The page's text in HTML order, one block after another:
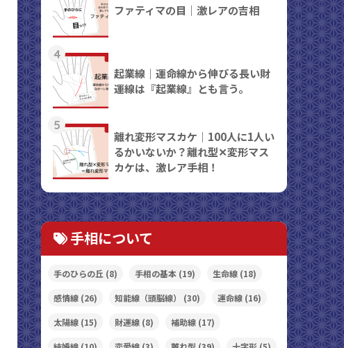
ファティマの目｜激レアの吉相
4
起業線｜運命線から伸びる長い財
運線は『起業線』とも言う。
5
離れ変形マスカケ｜100人に1人い
るかいないか？離れ型✕変形マス
カケは、激レア手相！
手相について
手のひらの丘 (8) 手相の基本 (19) 生命線 (18)
感情線 (26) 知能線（頭脳線） (30) 運命線 (16)
太陽線 (15) 財運線 (8) 補助線 (17)